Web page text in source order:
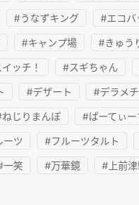
#うなずキング #エコバ
#キャンプ場 #きゅう
ッチ！ #スギちゃん
#デザート #デラメ
じりまんぽ #ぱーてぃー
ーツ #フルーツタルト
一笑 #万華鏡 #上前津